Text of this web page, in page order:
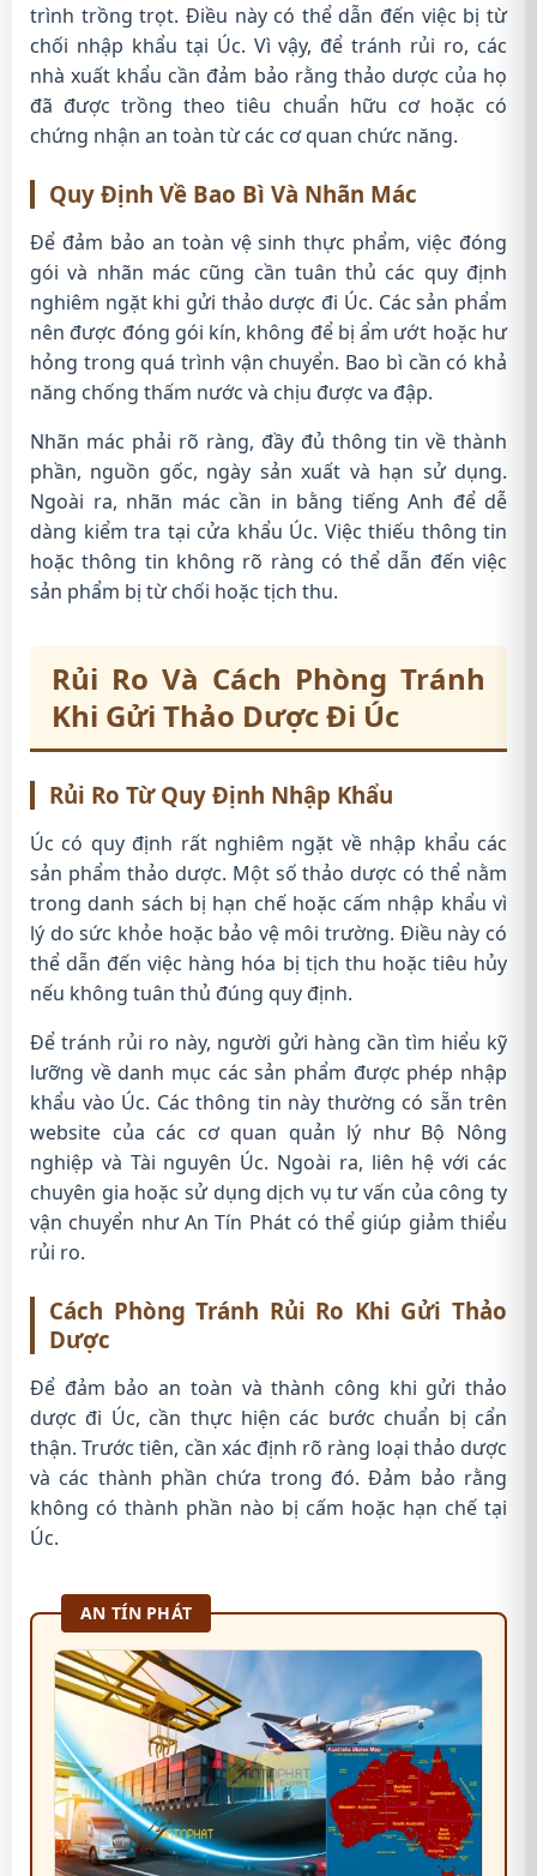
trình trồng trọt. Điều này có thể dẫn đến việc bị từ
chối nhập khẩu tại Úc. Vì vậy, để tránh rủi ro, các
nhà xuất khẩu cần đảm bảo rằng thảo dược của họ
đã được trồng theo tiêu chuẩn hữu cơ hoặc có
chứng nhận an toàn từ các cơ quan chức năng.
Quy Định Về Bao Bì Và Nhãn Mác
Để đảm bảo an toàn vệ sinh thực phẩm, việc đóng
gói và nhãn mác cũng cần tuân thủ các quy định
nghiêm ngặt khi gửi thảo dược đi Úc. Các sản phẩm
nên được đóng gói kín, không để bị ẩm ướt hoặc hư
hỏng trong quá trình vận chuyển. Bao bì cần có khả
năng chống thấm nước và chịu được va đập.
Nhãn mác phải rõ ràng, đầy đủ thông tin về thành
phần, nguồn gốc, ngày sản xuất và hạn sử dụng.
Ngoài ra, nhãn mác cần in bằng tiếng Anh để dễ
dàng kiểm tra tại cửa khẩu Úc. Việc thiếu thông tin
hoặc thông tin không rõ ràng có thể dẫn đến việc
sản phẩm bị từ chối hoặc tịch thu.
Rủi Ro Và Cách Phòng Tránh
Khi Gửi Thảo Dược Đi Úc
Rủi Ro Từ Quy Định Nhập Khẩu
Úc có quy định rất nghiêm ngặt về nhập khẩu các
sản phẩm thảo dược. Một số thảo dược có thể nằm
trong danh sách bị hạn chế hoặc cấm nhập khẩu vì
lý do sức khỏe hoặc bảo vệ môi trường. Điều này có
thể dẫn đến việc hàng hóa bị tịch thu hoặc tiêu hủy
nếu không tuân thủ đúng quy định.
Để tránh rủi ro này, người gửi hàng cần tìm hiểu kỹ
lưỡng về danh mục các sản phẩm được phép nhập
khẩu vào Úc. Các thông tin này thường có sẵn trên
website của các cơ quan quản lý như Bộ Nông
nghiệp và Tài nguyên Úc. Ngoài ra, liên hệ với các
chuyên gia hoặc sử dụng dịch vụ tư vấn của công ty
vận chuyển như An Tín Phát có thể giúp giảm thiểu
rủi ro.
Cách Phòng Tránh Rủi Ro Khi Gửi Thảo
Dược
Để đảm bảo an toàn và thành công khi gửi thảo
dược đi Úc, cần thực hiện các bước chuẩn bị cẩn
thận. Trước tiên, cần xác định rõ ràng loại thảo dược
và các thành phần chứa trong đó. Đảm bảo rằng
không có thành phần nào bị cấm hoặc hạn chế tại
Úc.
AN TÍN PHÁT